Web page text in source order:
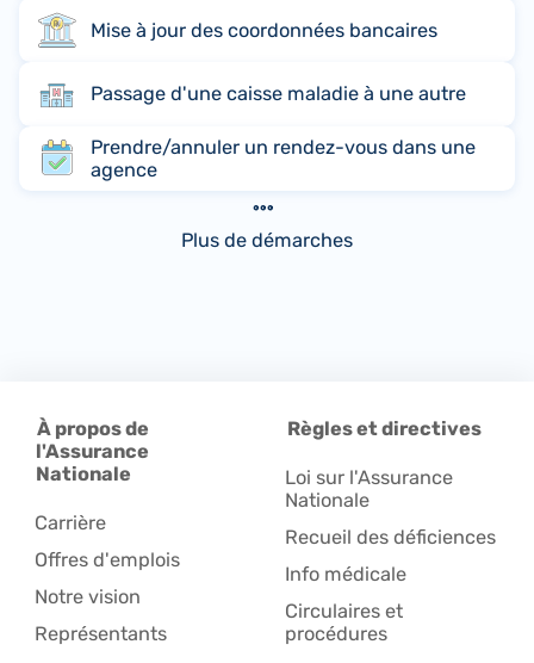
Mise à jour des coordonnées bancaires
Passage d'une caisse maladie à une autre
Prendre/annuler un rendez-vous dans une
agence
Plus de démarches
À propos de
l'Assurance
Nationale
Carrière
Offres d'emplois
Notre vision
Représentants
Règles et directives
Loi sur l'Assurance
Nationale
Recueil des déficiences
Info médicale
Circulaires et
procédures